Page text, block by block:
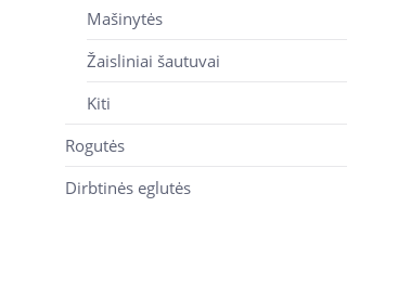
Mašinytės
Žaisliniai šautuvai
Kiti
Rogutės
Dirbtinės eglutės